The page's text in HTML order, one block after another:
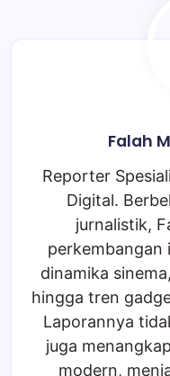
Falah
Reporter
Digital.
jurnalistik,
perkembangan
dinamika
hingga tren
Laporannya
juga
modern,